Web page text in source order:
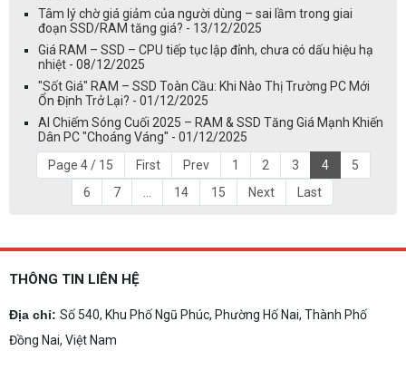
Tâm lý chờ giá giảm của người dùng – sai lầm trong giai
đoạn SSD/RAM tăng giá? - 13/12/2025
Giá RAM – SSD – CPU tiếp tục lập đỉnh, chưa có dấu hiệu hạ
nhiệt - 08/12/2025
"Sốt Giá" RAM – SSD Toàn Cầu: Khi Nào Thị Trường PC Mới
Ổn Định Trở Lại? - 01/12/2025
AI Chiếm Sóng Cuối 2025 – RAM & SSD Tăng Giá Mạnh Khiến
Dân PC "Choáng Váng" - 01/12/2025
Page 4 / 15
First Prev 1 2 3 4
5
6
7 14 15 Next Last
THÔNG TIN LIÊN HỆ
Địa chỉ: Số 540, Khu Phố Ngũ Phúc, Phường Hố Nai, Thành Phố
Đồng Nai, Việt Nam